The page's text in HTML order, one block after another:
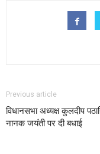
Previous article
विधानसभा अध्यक्ष कुलदीप
नानक जयंती पर दी बधाई